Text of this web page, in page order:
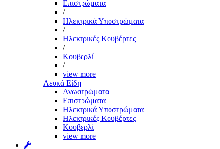
Επιστρώματα
/
Ηλεκτρικά Υποστρώματα
/
Ηλεκτρικές Κουβέρτες
/
Κουβερλί
/
view more
Λευκά Είδη
Ανωστρώματα
Επιστρώματα
Ηλεκτρικά Υποστρώματα
Ηλεκτρικές Κουβέρτες
Κουβερλί
view more